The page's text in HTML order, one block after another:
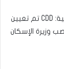
6ـ الأمانة العامة للصندوق الوطني للإيداع والتنمية: CDD تم تعيين
وزيرة الإسكان